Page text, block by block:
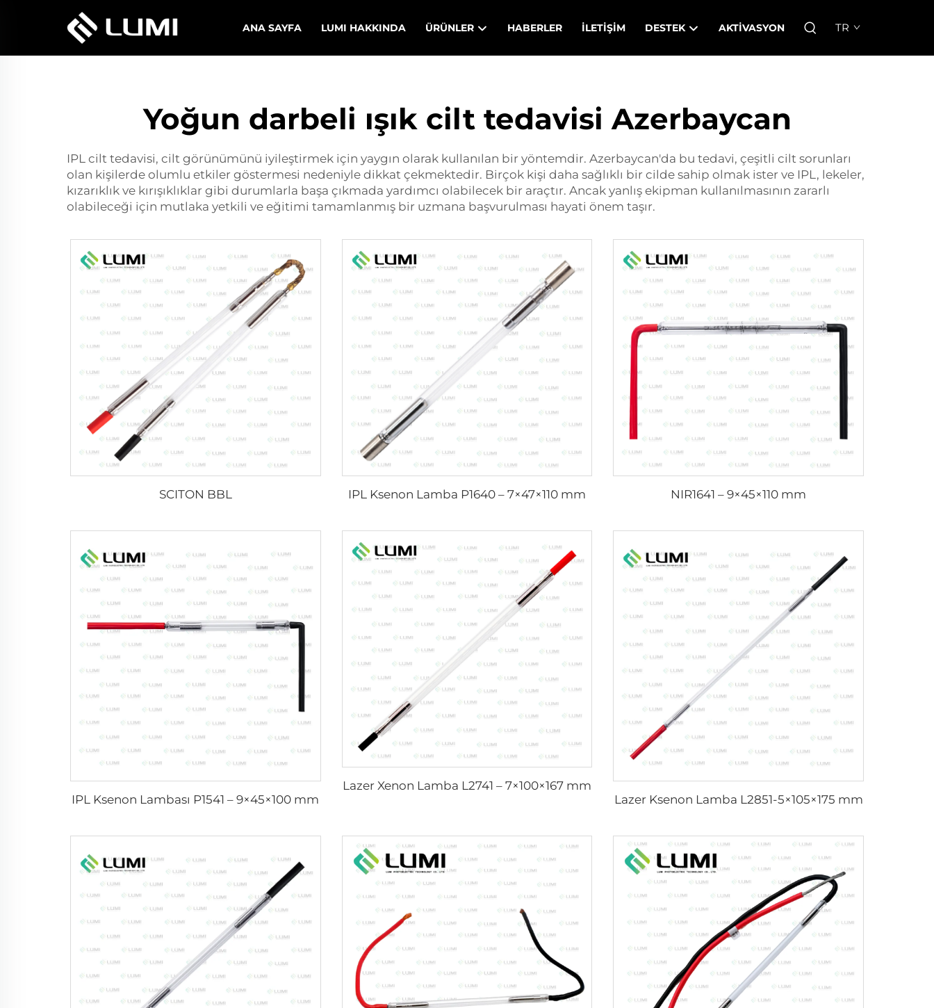
ANA SAYFA LUMI HAKKINDA ÜRÜNLER HABERLER İLETIŞIM DESTEK AKTIVASYON TR
Yoğun darbeli ışık cilt tedavisi Azerbaycan
IPL cilt tedavisi, cilt görünümünü iyileştirmek için yaygın olarak kullanılan bir yöntemdir. Azerbaycan'da bu tedavi, çeşitli cilt sorunları
olan kişilerde olumlu etkiler göstermesi nedeniyle dikkat çekmektedir. Birçok kişi daha sağlıklı bir cilde sahip olmak ister ve IPL, lekeler,
kızarıklık ve kırışıklıklar gibi durumlarla başa çıkmada yardımcı olabilecek bir araçtır. Ancak yanlış ekipman kullanılmasının zararlı
olabileceği için mutlaka yetkili ve eğitimi tamamlanmış bir uzmana başvurulması hayati önem taşır.
SCITON BBL IPL Ksenon Lamba P1640 – 7×47×110 mm NIR1641 – 9×45×110 mm
IPL Ksenon Lambası P1541 – 9×45×100 mm
Lazer Xenon Lamba L2741 – 7×100×167 mm
Lazer Ksenon Lamba L2851-5×105×175 mm